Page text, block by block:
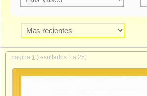
pagina 1 (resultados 1 a 25)